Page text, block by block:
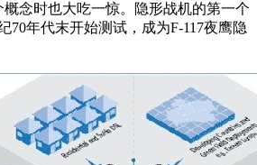
念时也大吃一惊。隐形战机的第一个
70年代末开始测试，成为F-117夜鹰隐